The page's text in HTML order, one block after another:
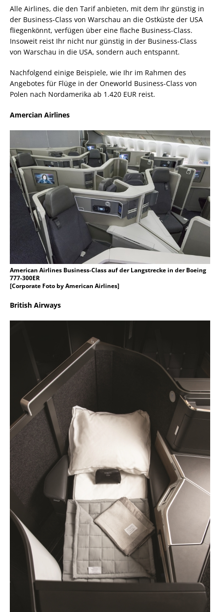
Alle Airlines, die den Tarif anbieten, mit dem Ihr günstig in
der Business-Class von Warschau an die Ostküste der USA
fliegenkönnt, verfügen über eine flache Business-Class.
Insoweit reist Ihr nicht nur günstig in der Business-Class
von Warschau in die USA, sondern auch entspannt.
Nachfolgend einige Beispiele, wie Ihr im Rahmen des
Angebotes für Flüge in der Oneworld Business-Class von
Polen nach Nordamerika ab 1.420 EUR reist.
Amercian Airlines
American Airlines Business-Class auf der Langstrecke in der Boeing
777-300ER
[Corporate Foto by American Airlines]
British Airways